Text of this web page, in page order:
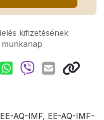
kifizetésének
AQ-IMF, EE-AQ-IMF-